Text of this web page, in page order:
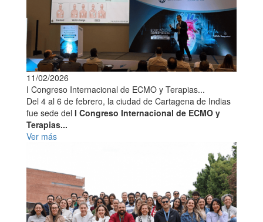
11/02/2026
I Congreso Internacional de ECMO y Terapias...
Del 4 al 6 de febrero, la ciudad de Cartagena de Indias
fue sede del I Congreso Internacional de ECMO y
Terapias...
Ver más